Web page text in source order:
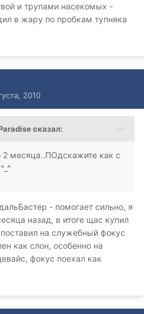
и трупами насекомых -
в жару по пробкам тупняка
2010
сказал:
2 месяца..ПОдскажите как с
- помогает сильно, я
назад, в итоге щас купил
на служебный фокус
как слон, особенно на
фокус поехал как